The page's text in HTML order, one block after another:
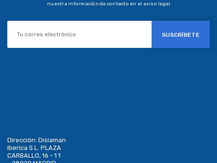
nuestra información de contacto en el aviso legal.
SUSCRÍBETE
Dirección: Dislaman
Iberica S.L. PLAZA
CARBALLO, 16 - 1 1